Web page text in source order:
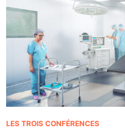
LES TROIS CONFÉRENCES